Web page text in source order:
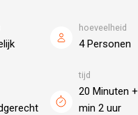
hoeveelheid
4 Personen
tijd
20 Minuten +
min 2 uur